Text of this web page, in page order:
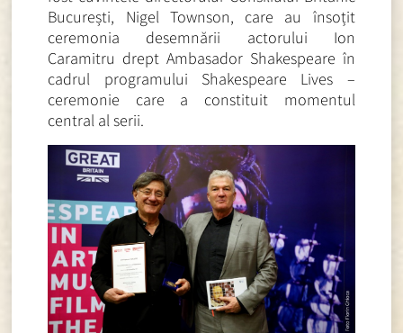
București, Nigel Townson, care au însoțit
ceremonia desemnării actorului Ion
Caramitru drept Ambasador Shakespeare în
cadrul programului Shakespeare Lives –
ceremonie care a constituit momentul
central al serii.